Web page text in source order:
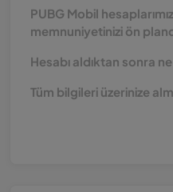
PUBG Mobil
memnuniyetinizi ön
Hesabı aldıktan sonra
Tüm bilgileri üzerinize